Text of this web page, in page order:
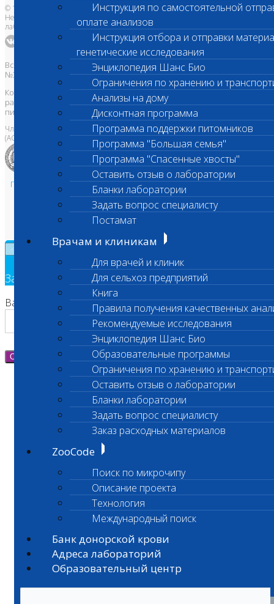
Инструкция по самостоятельной
оплате анализов
Инструкция отбора и отправки
генетические исследования
Энциклопедия Шанс Био
Ограничения по хранению и
Анализы на дому
Дисконтная программа
Программа поддержки питомников
Программа "Большая семья"
Программа "Спасенные хвосты"
Оставить отзыв о лаборатории
Бланки лаборатории
Задать вопрос специалисту
Постамат
Врачам и клиникам
Для врачей и клиник
Для сельхоз предприятий
Книга
Правила получения качественных
Рекомендуемые исследования
Энциклопедия Шанс Био
Образовательные программы
Ограничения по хранению и
Оставить отзыв о лаборатории
Бланки лаборатории
Задать вопрос специалисту
Заказ расходных материалов
ZooCode
Поиск по микрочипу
Описание проекта
Технология
Международный поиск
Банк донорской крови
Адреса лабораторий
Образовательный центр
© 1996-2026
Независимая ветеринарная
лаборатория Шанс Био
Все права защищены и охраняются законом. Товарный знак
№395740 от 2008 г. ООО "ШАНС БИО"
Копирование, тиражирование, а также использование материалов,
размещенных на сайтеwww.vetlab.ruвозможно только с
письменного разрешения Правообладателя
Член Национальной ветеринарной палаты
(АСРО НВП)
Политика в области персональных данных и конфиденциальности
Пользовательское соглашение
Техническая поддержка
Заявка на обратный звонок
Ваш номер телефона
Отправить